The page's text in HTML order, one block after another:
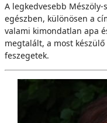
A legkedvesebb Mészöly-
egészben, különösen a
valami kimondatlan apa
megtalált, a most
feszegetek.